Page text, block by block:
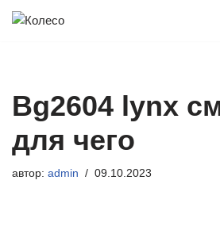
Bg2604 lynx
для чего
автор: admin 09.10.2023